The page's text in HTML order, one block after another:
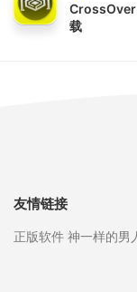
载
友情链接
正版软件 神一样的男